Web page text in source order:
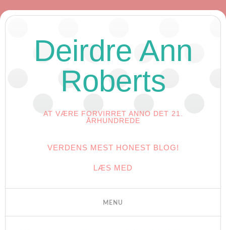
Deirdre Ann
Roberts
AT VÆRE FORVIRRET ANNO DET 21.
ÅRHUNDREDE
VERDENS MEST HONEST BLOG!
LÆS MED